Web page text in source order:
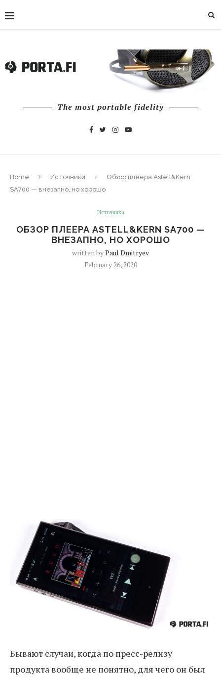
The most portable fidelity
Home Источники
Обзор плеера Astell&Kern
SA700 — внезапно, но хорошо
Источники
ОБЗОР ПЛЕЕРА ASTELL&KERN SA700 —
ВНЕЗАПНО, НО ХОРОШО
written byPaul Dmitryev
February 26, 2020
Бывают случаи, когда по пресс-релизу
продукта вообще не понятно, для чего он был